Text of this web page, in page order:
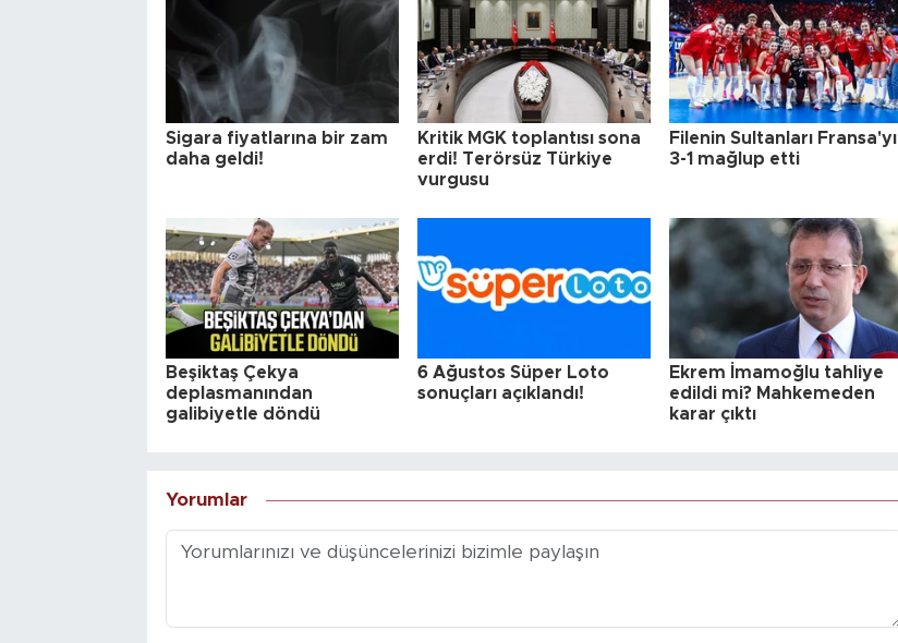
Sigara fiyatlarına bir zam
daha geldi!
Kritik MGK toplantısı sona
erdi! Terörsüz Türkiye
vurgusu
Filenin Sultanları Fransa'yı
3-1 mağlup etti
Beşiktaş Çekya
deplasmanından
galibiyetle döndü
6 Ağustos Süper Loto
sonuçları açıklandı!
Ekrem İmamoğlu tahliye
edildi mi? Mahkemeden
karar çıktı
Yorumlar